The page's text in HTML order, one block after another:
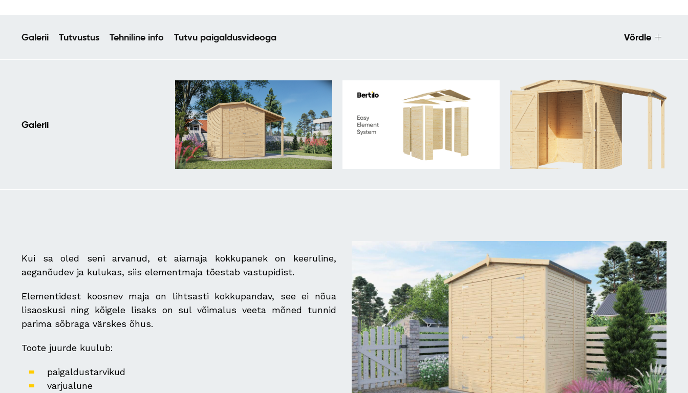
Galerii Tutvustus Tehniline info Tutvu paigaldusvideoga Võrdle
Galerii
Kui sa oled seni arvanud, et aiamaja kokkupanek on keeruline,
aeganõudev ja kulukas, siis elementmaja tõestab vastupidist.
Elementidest koosnev maja on lihtsasti kokkupandav, see ei nõua
lisaoskusi ning kõigele lisaks on sul võimalus veeta mõned tunnid
parima sõbraga värskes õhus.
Toote juurde kuulub:
paigaldustarvikud
varjualune